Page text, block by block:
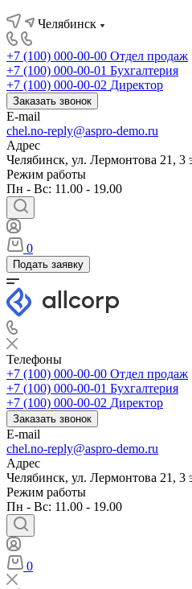
Челябинск
+7 (100) 000-00-00 Отдел продаж
+7 (100) 000-00-01 Бухгалтерия
+7 (100) 000-00-02 Директор
Заказать звонок
E-mail
chel.no-reply@aspro-demo.ru
Адрес
Челябинск, ул. Лермонтова 21, 3
Режим работы
Пн - Вс: 11.00 - 19.00
0
Подать заявку
Телефоны
+7 (100) 000-00-00 Отдел продаж
+7 (100) 000-00-01 Бухгалтерия
+7 (100) 000-00-02 Директор
Заказать звонок
E-mail
chel.no-reply@aspro-demo.ru
Адрес
Челябинск, ул. Лермонтова 21, 3
Режим работы
Пн - Вс: 11.00 - 19.00
0